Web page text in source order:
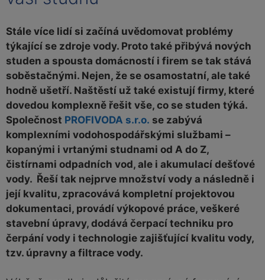
Stále více lidí si začíná uvědomovat problémy
týkající se zdroje vody. Proto také přibývá nových
studen a spousta domácností i firem se tak stává
soběstačnými. Nejen, že se osamostatní, ale také
hodně ušetří. Naštěstí už také existují firmy, které
dovedou komplexně řešit vše, co se studen týká.
Společnost PROFIVODA s.r.o. se zabývá
komplexními vodohospodářskými službami –
kopanými i vrtanými studnami od A do Z,
čistírnami odpadních vod, ale i akumulací dešťové
vody. Řeší tak nejprve množství vody a následně i
její kvalitu, zpracovává kompletní projektovou
dokumentaci, provádí výkopové práce, veškeré
stavební úpravy, dodává čerpací techniku pro
čerpání vody i technologie zajišťující kvalitu vody,
tzv. úpravny a filtrace vody.